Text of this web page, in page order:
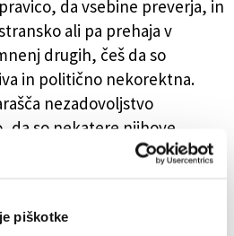
piškotke
da vsebine preverja, in
ali pa prehaja v
drugih, češ da so
in politično nekorektna.
nezadovoljstvo
da so nekatere njihove
je kratena svoboda
kadar ljudje sami cenzurirajo
da v družbi ne bodo dobro
Takšno vedenje